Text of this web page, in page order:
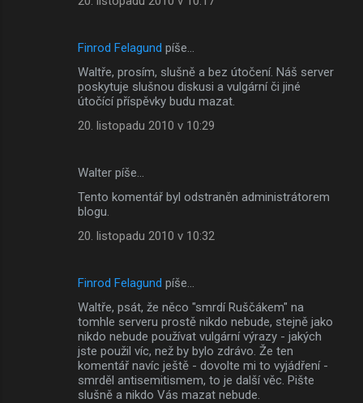
Finrod Felagund píše…
Waltře, prosím, slušně a bez útočení. Náš server
poskytuje slušnou diskusi a vulgární či jiné
útočící příspěvky budu mazat.
20. listopadu 2010 v 10:29
Walter píše…
Tento komentář byl odstraněn administrátorem
blogu.
20. listopadu 2010 v 10:32
Finrod Felagund píše…
Waltře, psát, že něco "smrdí Ruščákem" na
tomhle serveru prostě nikdo nebude, stejně jako
nikdo nebude používat vulgární výrazy - jakých
jste použil víc, než by bylo zdrávo. Že ten
komentář navíc ještě - dovolte mi to vyjádření -
smrděl antisemitismem, to je další věc. Pište
slušně a nikdo Vás mazat nebude.